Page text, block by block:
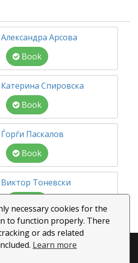
necessary cookies for the
to function properly. There
or ads related
Learn more
Арсова
Book
Спировска
Book
Паскалов
Book
Тоневски
byBookWisely.com
rights reserved |This template is